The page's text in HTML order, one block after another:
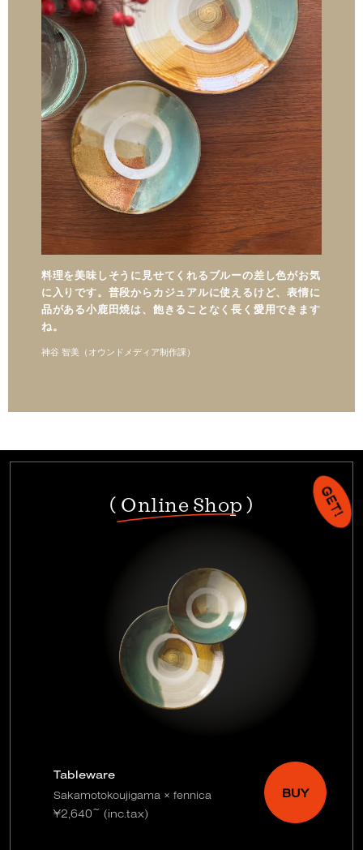
料理を美味しそうに見せてくれるブルーの差し色がお気
に入りです。普段からカジュアルに使えるけど、表情に
品がある小鹿田焼は、飽きることなく長く愛用できます
ね。
神谷 智美（オウンドメディア制作課）
( Online Shop )
Tableware
Sakamotokoujigama × fennica
¥2,640~ (inc.tax)
BUY